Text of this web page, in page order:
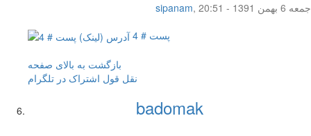
sipanam,
جمعه 6 بهمن 1391 - 20:51
پست # 4
بازگشت به بالای صفحه
نقل قول اشتراک در تلگرام
badomak